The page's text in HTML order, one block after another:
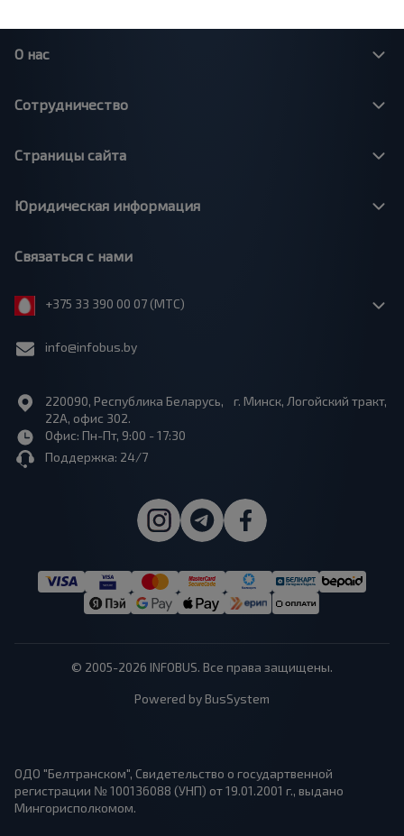
О нас
Сотрудничество
Страницы сайта
Юридическая информация
Связаться с нами
+375 33 390 00 07 (МТС)
info@infobus.by
220090, Республика Беларусь, г. Минск, Логойский тракт,
22А, офис 302.
Офис: Пн-Пт, 9:00 - 17:30
Поддержка: 24/7
© 2005-2026 INFOBUS. Все права защищены.
Powered by BusSystem
ОДО "Белтранском", Свидетельство о государтвенной
регистрации № 100136088 (УНП) от 19.01.2001 г., выдано
Мингорисполкомом.